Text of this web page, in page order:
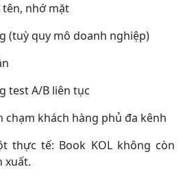
nhớ mặt
(tuỳ quy mô doanh nghiệp)
test A/B liên tục
chạm khách hàng phủ đa kênh
thực tế: Book KOL không còn
xuất.